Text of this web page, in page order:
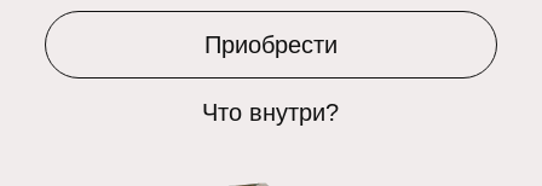
НЕ ПЕРВВОЕ СВИДАНИЕ
990₽1 490₽